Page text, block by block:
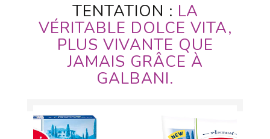
TENTATION : LA
VÉRITABLE DOLCE VITA,
PLUS VIVANTE QUE
JAMAIS GRÂCE À
GALBANI.